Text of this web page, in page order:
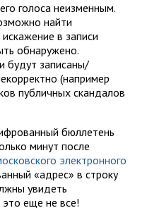
голоса неизменным.
найти
в записи
обнаружено.
будут записаны/
(например
публичных скандалов
бюллетень
минут после
электронного
«адрес» в строку
увидеть
еще не все!